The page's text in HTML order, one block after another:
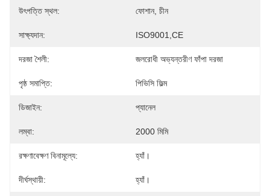
উৎপত্তি স্থল: ফোশান, চীন
সাক্ষ্যদান: ISO9001,CE
দরজা শৈলী: জলরোধী অভ্যন্তরীণ ফাঁপা দরজা
পৃষ্ঠ সমাপ্তি: পিভিসি ফিল্ম
ডিজাইন: প্যানেল
লম্বা: 2000 মিমি
রক্ষণাবেক্ষণ বিনামূল্যে: হ্যাঁ।
দীর্ঘস্থায়ী: হ্যাঁ।